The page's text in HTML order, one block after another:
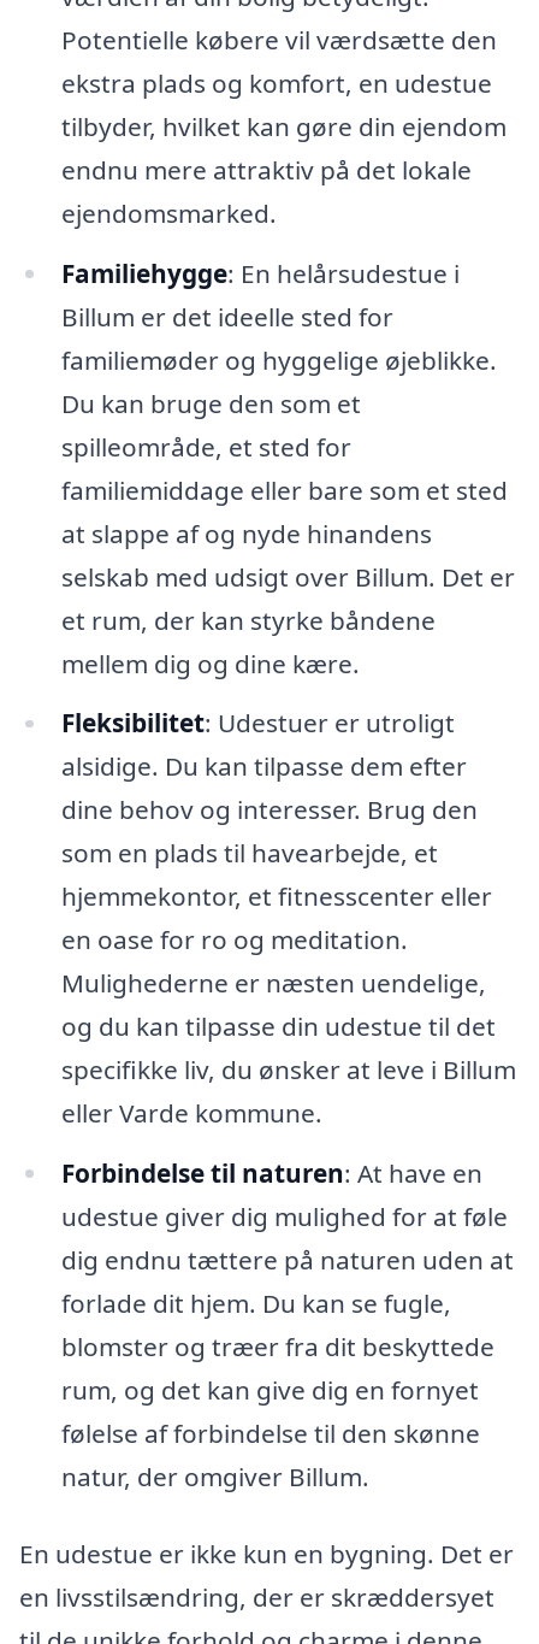
Potentielle købere vil værdsætte den
ekstra plads og komfort, en udestue
tilbyder, hvilket kan gøre din ejendom
endnu mere attraktiv på det lokale
ejendomsmarked.
Familiehygge: En helårsudestue i
Billum er det ideelle sted for
familiemøder og hyggelige øjeblikke.
Du kan bruge den som et
spilleområde, et sted for
familiemiddage eller bare som et sted
at slappe af og nyde hinandens
selskab med udsigt over Billum. Det er
et rum, der kan styrke båndene
mellem dig og dine kære.
Fleksibilitet: Udestuer er utroligt
alsidige. Du kan tilpasse dem efter
dine behov og interesser. Brug den
som en plads til havearbejde, et
hjemmekontor, et fitnesscenter eller
en oase for ro og meditation.
Mulighederne er næsten uendelige,
og du kan tilpasse din udestue til det
specifikke liv, du ønsker at leve i Billum
eller Varde kommune.
Forbindelse til naturen: At have en
udestue giver dig mulighed for at føle
dig endnu tættere på naturen uden at
forlade dit hjem. Du kan se fugle,
blomster og træer fra dit beskyttede
rum, og det kan give dig en fornyet
følelse af forbindelse til den skønne
natur, der omgiver Billum.
En udestue er ikke kun en bygning. Det er
en livsstilsændring, der er skræddersyet